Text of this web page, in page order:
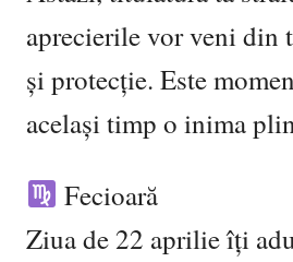
aprecierile vor veni din
și protecție. Este
același timp o inima
Fecioară
Ziua de 22 aprilie îți